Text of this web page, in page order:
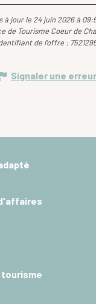
à jour le 24 juin 2026 à
de Tourisme Coeur de
de l'offre :
Signaler une erreur
tourisme